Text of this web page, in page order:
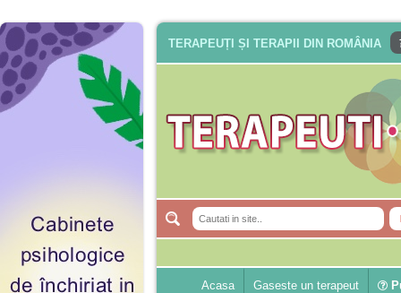
TERAPEUȚI ȘI TERAPII DIN ROMÂNIA
Acasa Gaseste un terapeut